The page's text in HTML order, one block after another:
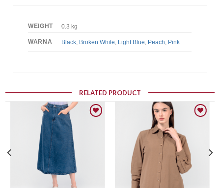
WEIGHT 0.3 kg
WARNA Black Broken White Light Blue Peach Pink
RELATED PRODUCT
Add to wishlist Add to wishlist